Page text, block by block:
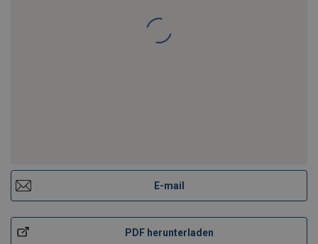
E-mail
PDF herunterladen